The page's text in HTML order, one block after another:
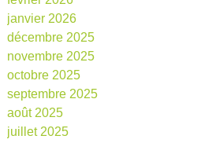
janvier 2026
décembre 2025
novembre 2025
octobre 2025
septembre 2025
août 2025
juillet 2025